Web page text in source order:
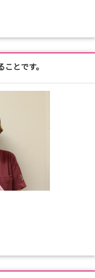
とです。